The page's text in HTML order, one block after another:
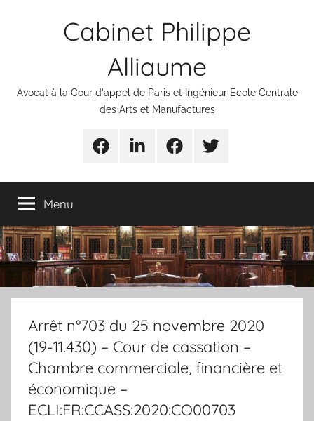
Cabinet Philippe
Alliaume
Avocat à la Cour d'appel de Paris et Ingénieur Ecole Centrale
des Arts et Manufactures
UrgencesLinkedinFacebookTwitter
Menu
Arrêt n°703 du 25 novembre 2020
(19-11.430) – Cour de cassation –
Chambre commerciale, financière et
économique –
ECLI:FR:CCASS:2020:CO00703